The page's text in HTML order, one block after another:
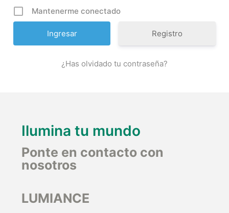
Mantenerme conectado
Registro
¿Has olvidado tu contraseña?
Ilumina tu mundo
Ponte en contacto con
nosotros
LUMIANCE